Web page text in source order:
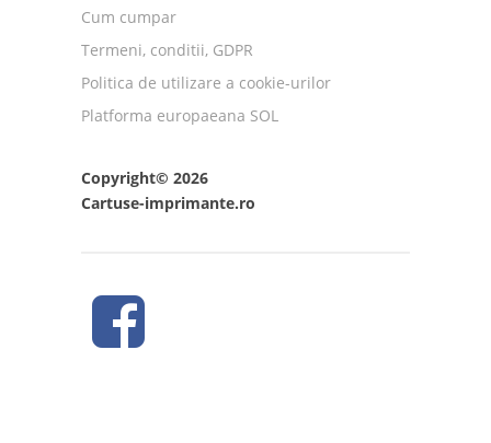
Cum cumpar
Termeni, conditii, GDPR
Politica de utilizare a cookie-urilor
Platforma europaeana SOL
Copyright© 2026
Cartuse-imprimante.ro